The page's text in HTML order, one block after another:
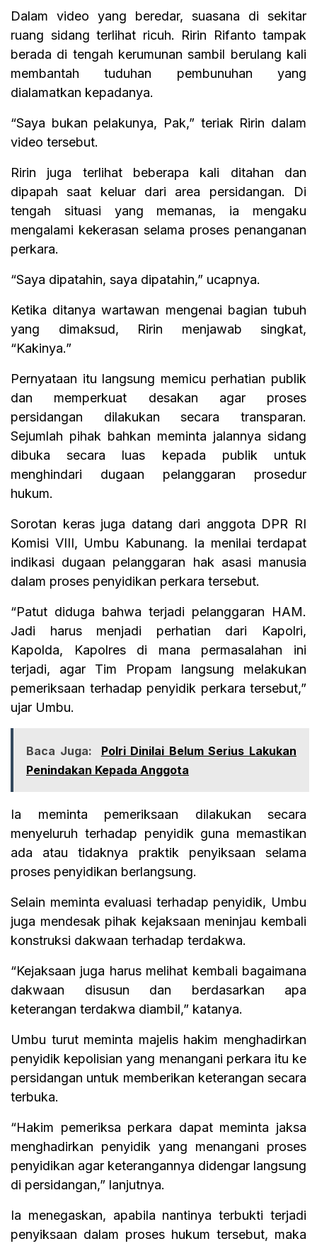
Dalam video yang beredar, suasana di sekitar
ruang sidang terlihat ricuh. Ririn Rifanto tampak
berada di tengah kerumunan sambil berulang kali
membantah tuduhan pembunuhan yang
dialamatkan kepadanya.
“Saya bukan pelakunya, Pak,” teriak Ririn dalam
video tersebut.
Ririn juga terlihat beberapa kali ditahan dan
dipapah saat keluar dari area persidangan. Di
tengah situasi yang memanas, ia mengaku
mengalami kekerasan selama proses penanganan
perkara.
“Saya dipatahin, saya dipatahin,” ucapnya.
Ketika ditanya wartawan mengenai bagian tubuh
yang dimaksud, Ririn menjawab singkat,
“Kakinya.”
Pernyataan itu langsung memicu perhatian publik
dan memperkuat desakan agar proses
persidangan dilakukan secara transparan.
Sejumlah pihak bahkan meminta jalannya sidang
dibuka secara luas kepada publik untuk
menghindari dugaan pelanggaran prosedur
hukum.
Sorotan keras juga datang dari anggota DPR RI
Komisi VIII, Umbu Kabunang. Ia menilai terdapat
indikasi dugaan pelanggaran hak asasi manusia
dalam proses penyidikan perkara tersebut.
“Patut diduga bahwa terjadi pelanggaran HAM.
Jadi harus menjadi perhatian dari Kapolri,
Kapolda, Kapolres di mana permasalahan ini
terjadi, agar Tim Propam langsung melakukan
pemeriksaan terhadap penyidik perkara tersebut,”
ujar Umbu.
Baca Juga:
Polri Dinilai Belum Serius Lakukan
Penindakan Kepada Anggota
Ia meminta pemeriksaan dilakukan secara
menyeluruh terhadap penyidik guna memastikan
ada atau tidaknya praktik penyiksaan selama
proses penyidikan berlangsung.
Selain meminta evaluasi terhadap penyidik, Umbu
juga mendesak pihak kejaksaan meninjau kembali
konstruksi dakwaan terhadap terdakwa.
“Kejaksaan juga harus melihat kembali bagaimana
dakwaan disusun dan berdasarkan apa
keterangan terdakwa diambil,” katanya.
Umbu turut meminta majelis hakim menghadirkan
penyidik kepolisian yang menangani perkara itu ke
persidangan untuk memberikan keterangan secara
terbuka.
“Hakim pemeriksa perkara dapat meminta jaksa
menghadirkan penyidik yang menangani proses
penyidikan agar keterangannya didengar langsung
di persidangan,” lanjutnya.
Ia menegaskan, apabila nantinya terbukti terjadi
penyiksaan dalam proses hukum tersebut, maka